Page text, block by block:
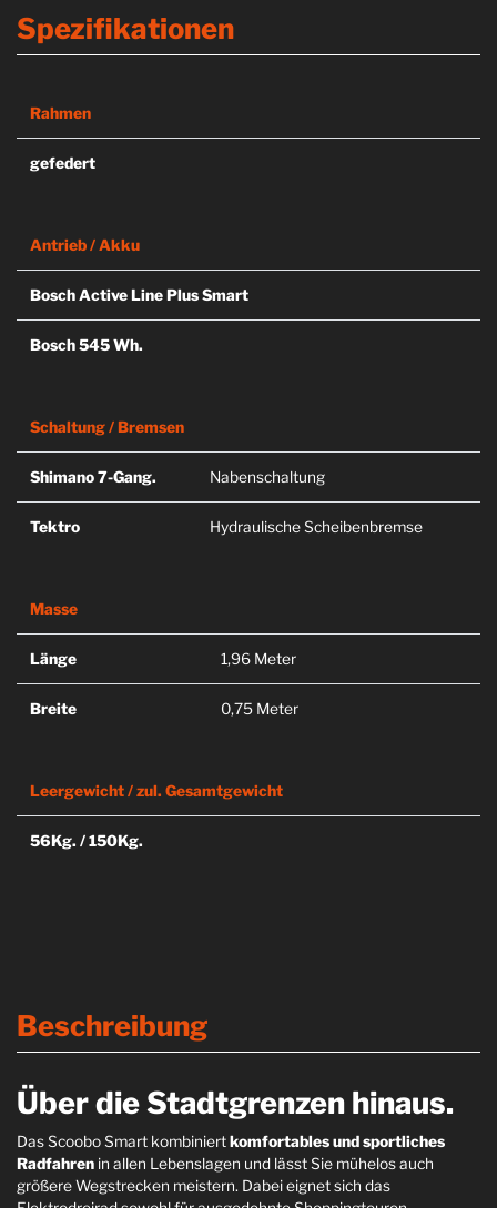
Spezifikationen
Rahmen
gefedert
Antrieb / Akku
Bosch Active Line Plus Smart
Bosch 545 Wh.
Schaltung / Bremsen
Shimano 7-Gang. Nabenschaltung
Tektro Hydraulische Scheibenbremse
Masse
Länge 1,96 Meter
Breite 0,75 Meter
Leergewicht / zul. Gesamtgewicht
56Kg. / 150Kg.
Beschreibung
Über die Stadtgrenzen hinaus.
Das Scoobo Smart kombiniertkomfortables und sportliches
Radfahren in allen Lebenslagen und lässt Sie mühelos auch
größere Wegstrecken meistern. Dabei eignet sich das